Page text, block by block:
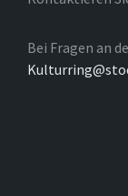
Bei Fragen an